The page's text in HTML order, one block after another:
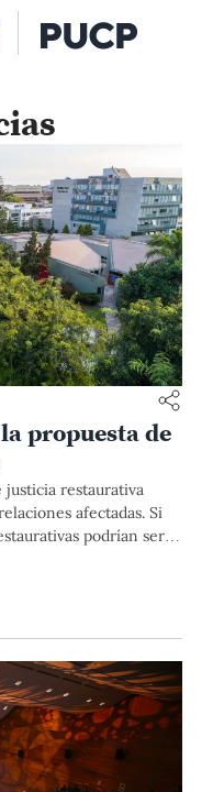
propuesta de
restaurativa
afectadas. Si
podrían ser
este proceso